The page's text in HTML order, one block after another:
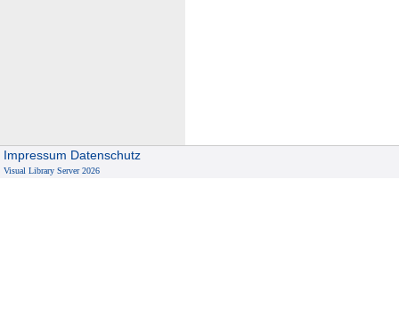
Impressum Datenschutz
Visual Library Server 2026